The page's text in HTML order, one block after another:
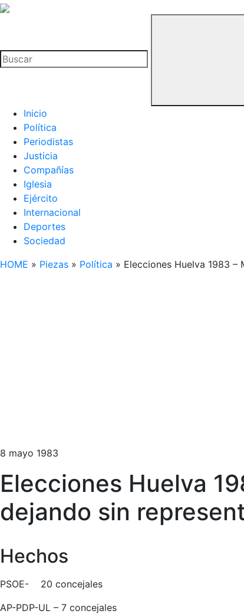
La
Buitre
Inicio
Política
Periodistas
Justicia
Compañías
Iglesia
Ejército
Internacional
Deportes
Sociedad
HOME » Piezas » Política » Elecciones Huelva 1983 –
8 mayo 1983
Elecciones Huelva
dejando sin
Hechos
PSOE- 20 concejales
AP-PDP-UL – 7 concejales